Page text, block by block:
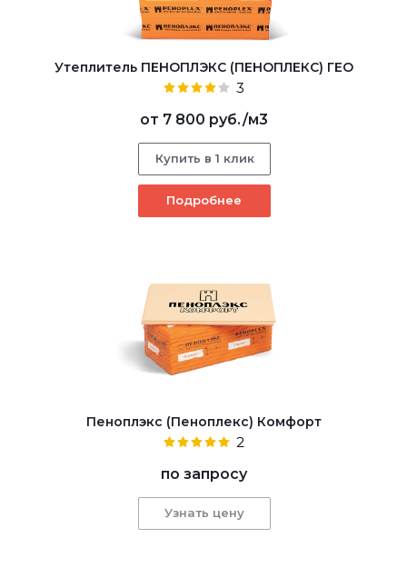
Утеплитель ПЕНОПЛЭКС (ПЕНОПЛЕКС) ГЕО
3
от 7 800 руб./м3
Купить в 1 клик
Подробнее
Пеноплэкс (Пеноплекс) Комфорт
2
по запросу
Узнать цену